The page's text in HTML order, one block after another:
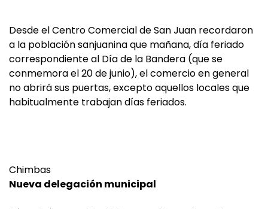
Desde el Centro Comercial de San Juan recordaron
a la población sanjuanina que mañana, día feriado
correspondiente al Día de la Bandera (que se
conmemora el 20 de junio), el comercio en general
no abrirá sus puertas, excepto aquellos locales que
habitualmente trabajan días feriados.
Chimbas
Nueva delegación municipal